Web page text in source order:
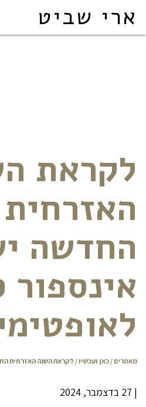
ארי שביט
לקראת
האזרחית
החדשה
אינספור
מאמרים / כאן ועכשיו / לקראת השנה האזרחית
| 27 בדצמבר, 2024